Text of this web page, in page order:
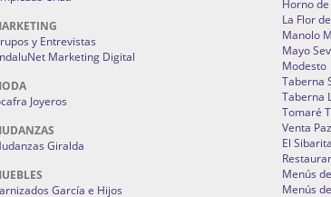
y Entrevistas
Marketing Digital
Joyeros
Giralda
García e Hijos
Horno
La Flor
Manolo
Mayo
Modesto
Taberna
Taberna
Tomaré
Venta
El
Menús
Menús